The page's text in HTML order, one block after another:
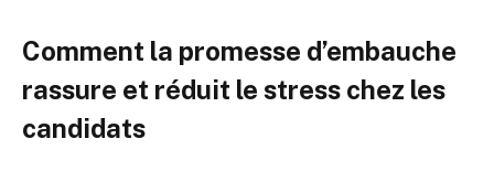
Comment la promesse d’embauche
rassure et réduit le stress chez les
candidats